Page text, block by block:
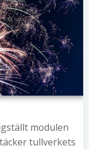
modulen
tullverkets